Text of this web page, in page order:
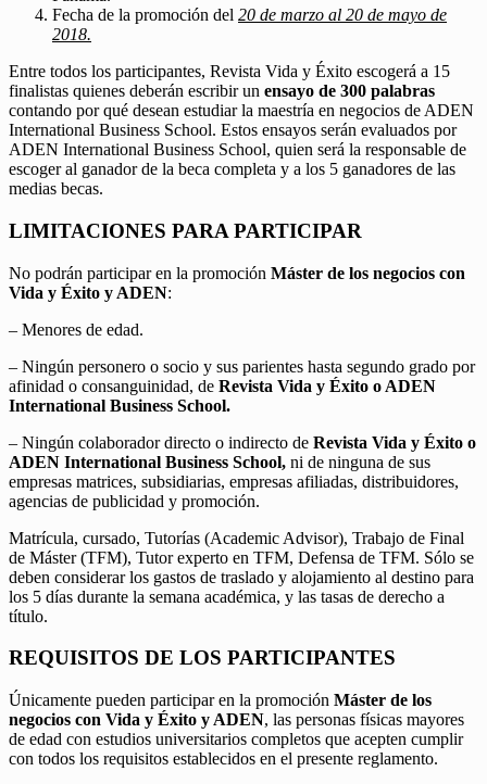
Fecha de la promoción del 20 de marzo al 20 de mayo de
2018.
Entre todos los participantes, Revista Vida y Éxito escogerá a 15
finalistas quienes deberán escribir un ensayo de 300 palabras
contando por qué desean estudiar la maestría en negocios de ADEN
International Business School. Estos ensayos serán evaluados por
ADEN International Business School, quien será la responsable de
escoger al ganador de la beca completa y a los 5 ganadores de las
medias becas.
LIMITACIONES PARA PARTICIPAR
No podrán participar en la promoción Máster de los negocios con
Vida y Éxito y ADEN:
– Menores de edad.
– Ningún personero o socio y sus parientes hasta segundo grado por
afinidad o consanguinidad, de Revista Vida y Éxito o ADEN
International Business School.
– Ningún colaborador directo o indirecto de Revista Vida y Éxito o
ADEN International Business School, ni de ninguna de sus
empresas matrices, subsidiarias, empresas afiliadas, distribuidores,
agencias de publicidad y promoción.
Matrícula, cursado, Tutorías (Academic Advisor), Trabajo de Final
de Máster (TFM), Tutor experto en TFM, Defensa de TFM. Sólo se
deben considerar los gastos de traslado y alojamiento al destino para
los 5 días durante la semana académica, y las tasas de derecho a
título.
REQUISITOS DE LOS PARTICIPANTES
Únicamente pueden participar en la promoción Máster de los
negocios con Vida y Éxito y ADEN, las personas físicas mayores
de edad con estudios universitarios completos que acepten cumplir
con todos los requisitos establecidos en el presente reglamento.